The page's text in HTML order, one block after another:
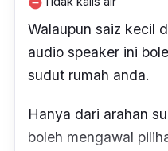
Walaupun saiz kecil
audio speaker ini
sudut rumah anda.
Hanya dari arahan
boleh mengawal